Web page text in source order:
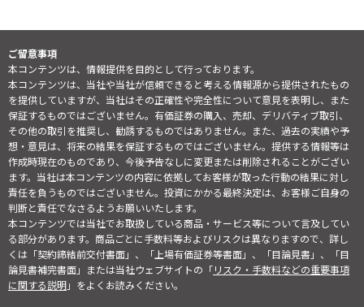
ご留意事項
本コンテンツは、情報提供を目的として行っております。
本コンテンツは、当社や当社が信頼できると考える情報源から提供されたもの
を提供していますが、当社はその正確性や完全性について意見を表明し、また
保証するものではございません。有価証券の購入、売却、デリバティブ取引、
その他の取引を推奨し、勧誘するものではありません。また、過去の実績や予
想・意見は、将来の結果を保証するものではございません。提供する情報等は
作成時現在のものであり、今後予告なしに変更または削除されることがござい
ます。当社は本コンテンツの内容に依拠してお客様が取った行動の結果に対し
責任を負うものではございません。投資にかかる最終決定は、お客様ご自身の
判断と責任でなさるようお願いいたします。
本コンテンツでは当社でお取扱している商品・サービス等について言及してい
る部分があります。商品ごとに手数料等およびリスクは異なりますので、詳し
くは「契約締結前交付書面」、「上場有価証券等書面」、「目論見書」、「目
論見書補完書面」または当社ウェブサイトの「リスク・手数料などの重要事項
に関する説明」をよくお読みください。